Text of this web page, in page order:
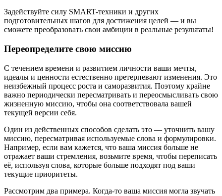
Задействуйте силу SMART-техники и других
подготовительных шагов для достижения целей — и вы
сможете преобразовать свои амбиции в реальные результаты!
Переопределите свою миссию
С течением времени и развитием личности ваши мечты,
идеалы и ценности естественно претерпевают изменения. Это
неизбежный процесс роста и саморазвития. Поэтому крайне
важно периодически пересматривать и переосмысливать свою
жизненную миссию, чтобы она соответствовала вашей
текущей версии себя.
Один из действенных способов сделать это — уточнить вашу
миссию, пересматривая используемые слова и формулировки.
Например, если вам кажется, что ваша миссия больше не
отражает ваши стремления, возьмите время, чтобы переписать
её, используя слова, которые больше подходят под ваши
текущие приоритеты.
Рассмотрим два примера. Когда-то ваша миссия могла звучать